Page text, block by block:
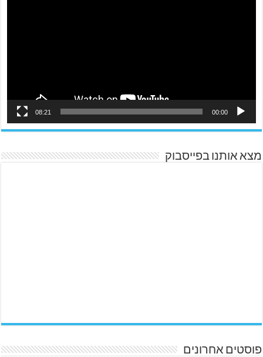
00:00
08:21
מצא אותנו בפייסבוק
פוסטים אחרונים